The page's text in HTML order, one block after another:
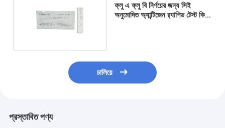
ফ্লু এ ফ্লু বি নির্ণয়ের জন্য সিই
অনুমোদিত অ্যান্টিজেন র‌্যাপিড টেস্ট কিট
চালিয়ে
প্রস্তাবিত পণ্য